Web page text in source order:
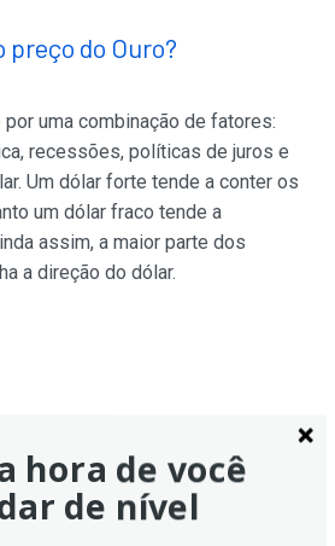
preço do Ouro?
uma combinação de fatores:
recessões, políticas de juros e
Um dólar forte tende a conter os
um dólar fraco tende a
assim, a maior parte dos
a direção do dólar.
hora de você
de nível